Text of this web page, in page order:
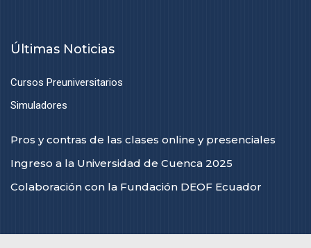
Últimas Noticias
Cursos Preuniversitarios
Simuladores
Pros y contras de las clases online y presenciales
Ingreso a la Universidad de Cuenca 2025
Colaboración con la Fundación DEOF Ecuador